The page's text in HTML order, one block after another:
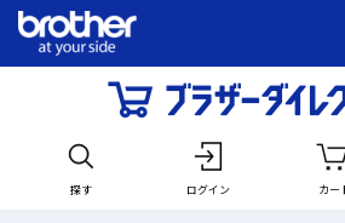
探す ログイン カー